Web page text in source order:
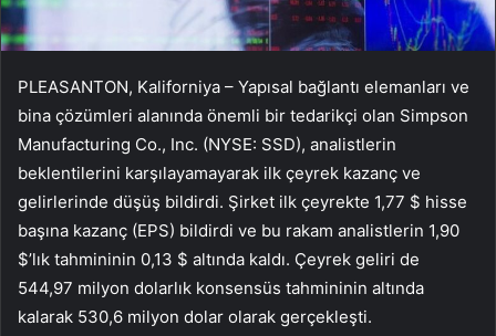
PLEASANTON, Kaliforniya – Yapısal bağlantı elemanları ve
bina çözümleri alanında önemli bir tedarikçi olan Simpson
Manufacturing Co., Inc. (NYSE: SSD), analistlerin
beklentilerini karşılayamayarak ilk çeyrek kazanç ve
gelirlerinde düşüş bildirdi. Şirket ilk çeyrekte 1,77 $ hisse
başına kazanç (EPS) bildirdi ve bu rakam analistlerin 1,90
$’lık tahmininin 0,13 $ altında kaldı. Çeyrek geliri de
544,97 milyon dolarlık konsensüs tahmininin altında
kalarak 530,6 milyon dolar olarak gerçekleşti.